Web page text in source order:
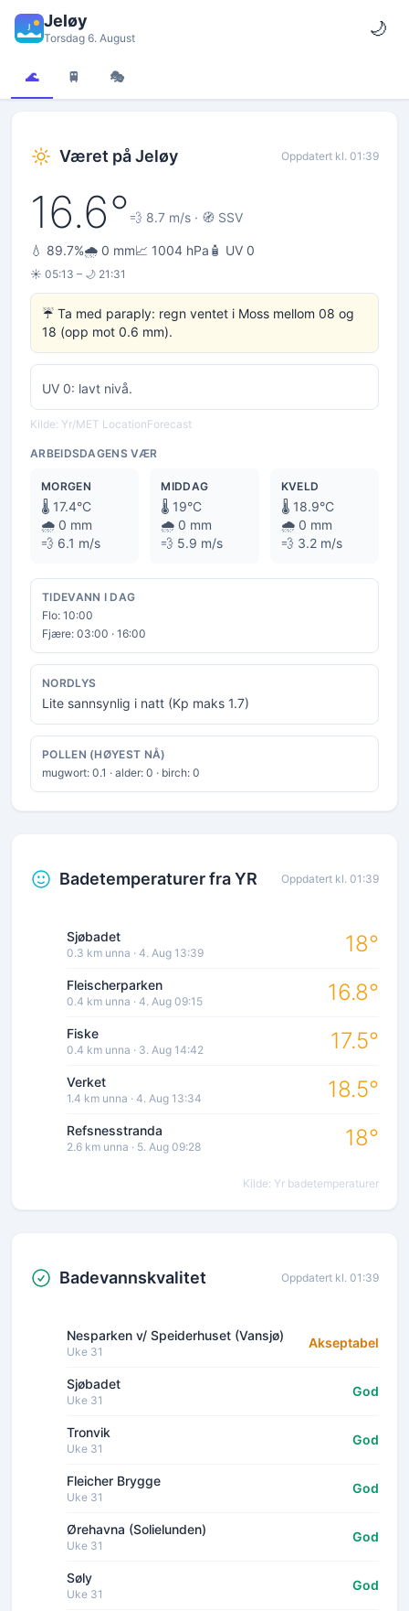
Jeløy
Torsdag 6. August 🌙
🌊 🚆 🎭
Været på Jeløy Oppdatert kl. 01:39
16.6° 💨 8.7 m/s · 🧭 SSV
💧 89.7%🌧️ 0 mm📈 1004 hPa 🧴 UV 0
☀️ 05:13 – 🌙 21:31
☔ Ta med paraply: regn ventet i Moss mellom 08 og
18 (opp mot 0.6 mm).
UV 0: lavt nivå.
Kilde: Yr/MET LocationForecast
ARBEIDSDAGENS VÆR
MORGEN
🌡️ 17.4°C
🌧️ 0 mm
💨 6.1 m/s
MIDDAG
🌡️ 19°C
🌧️ 0 mm
💨 5.9 m/s
KVELD
🌡️ 18.9°C
🌧️ 0 mm
💨 3.2 m/s
TIDEVANN I DAG
Flo: 10:00
Fjære: 03:00 · 16:00
NORDLYS
Lite sannsynlig i natt (Kp maks 1.7)
POLLEN (HØYEST NÅ)
mugwort: 0.1 · alder: 0 · birch: 0
Badetemperaturer fra YR Oppdatert kl. 01:39
Sjøbadet
0.3 km unna · 4. Aug 13:39 18°
Fleischerparken
0.4 km unna · 4. Aug 09:15 16.8°
Fiske
0.4 km unna · 3. Aug 14:42 17.5°
Verket
1.4 km unna · 4. Aug 13:34 18.5°
Refsnesstranda
2.6 km unna · 5. Aug 09:28 18°
Kilde: Yr badetemperaturer
Badevannskvalitet Oppdatert kl. 01:39
Nesparken v/ Speiderhuset (Vansjø)
Uke 31
Akseptabel
Sjøbadet
Uke 31
God
Tronvik
Uke 31
God
Fleicher Brygge
Uke 31
God
Ørehavna (Solielunden)
Uke 31
God
Søly
Uke 31
God